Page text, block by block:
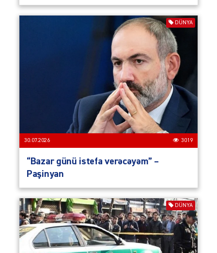
DÜNYA
30.07.2026 3019
“Bazar günü istefa verəcəyəm” –
Paşinyan
DÜNYA